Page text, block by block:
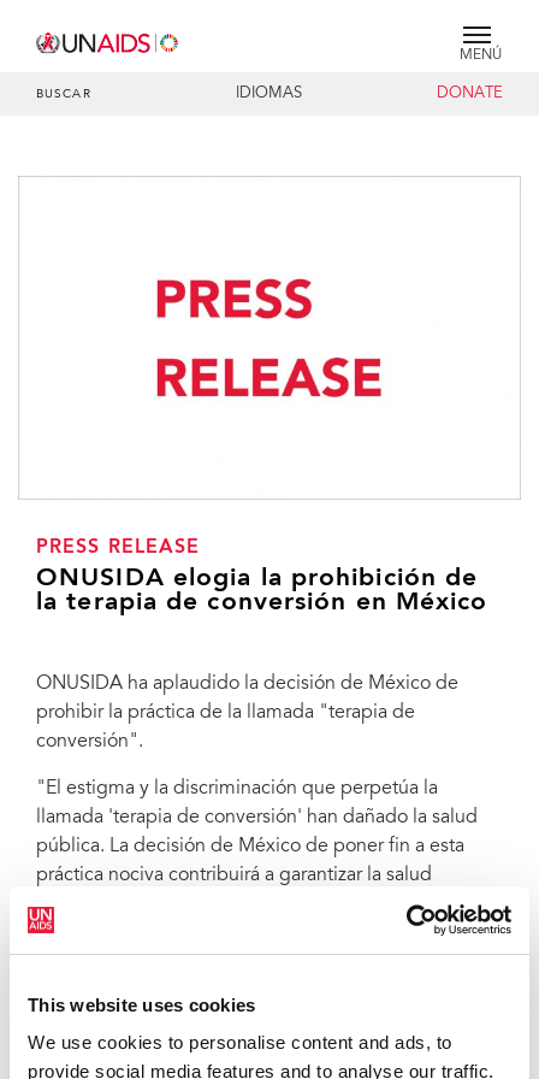
This website uses cookies
We use cookies to personalise content and ads, to
provide social media features and to analyse our traffic.
MENÚ
BUSCAR IDIOMAS DONATE
PRESS RELEASE
ONUSIDA elogia la prohibición de
la terapia de conversión en México
ONUSIDA ha aplaudido la decisión de México de
prohibir la práctica de la llamada "terapia de
conversión".
"El estigma y la discriminación que perpetúa la
llamada 'terapia de conversión' han dañado la salud
pública. La decisión de México de poner fin a esta
práctica nociva contribuirá a garantizar la salud
pública. Todos los países deberían seguir el ejemplo
de México", declaró Luisa Cabal, Directora Regional
Expertos en salud y derechos humanos han
condenado la llamada "terapia de conversión" por
causar graves trastornos psicológicos.En 2012, la